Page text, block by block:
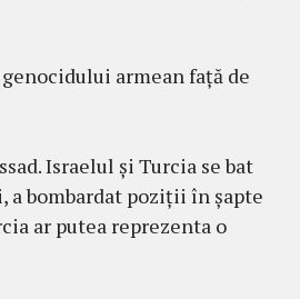
armean față de
Israelul și Turcia se bat
bombardat poziții în șapte
ar putea reprezenta o